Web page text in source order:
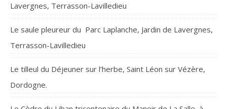
Lavergnes, Terrasson-Lavilledieu
Le saule pleureur du Parc Laplanche, Jardin de Lavergnes,
Terrasson-Lavilledieu
Le tilleul du Déjeuner sur l’herbe, Saint Léon sur Vézère,
Dordogne.